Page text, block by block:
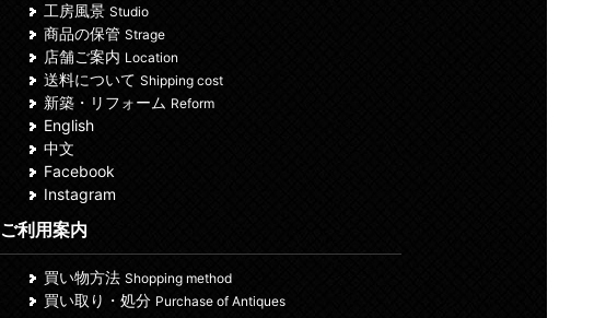
工房風景 Studio
商品の保管 Strage
店舗ご案内 Location
送料について Shipping cost
新築・リフォーム Reform
English
中文
Facebook
Instagram
ご利用案内
買い物方法 Shopping method
買い取り・処分 Purchase of Antiques